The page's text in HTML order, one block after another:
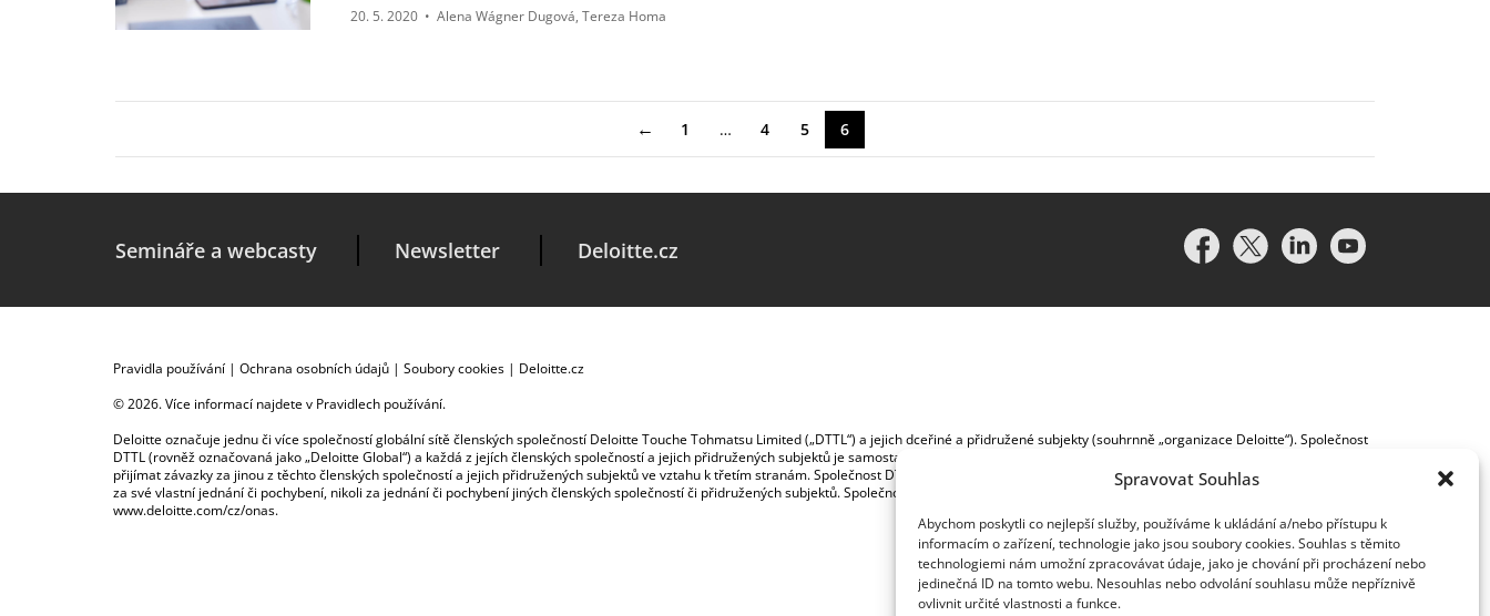
Spravovat Souhlas
Abychom poskytli co nejlepší služby, používáme k ukládání a/nebo přístupu k
informacím o zařízení, technologie jako jsou soubory cookies. Souhlas s těmito
technologiemi nám umožní zpracovávat údaje, jako je chování při procházení nebo
jedinečná ID na tomto webu. Nesouhlas nebo odvolání souhlasu může nepříznivě
ovlivnit určité vlastnosti a funkce.
20. 5. 2020 • Alena Wágner Dugová Tereza Homa
← 1 … 4 5 6
Semináře a webcasty Newsletter Deloitte.cz
Pravidla používání | Ochrana osobních údajů | Soubory cookies | Deloitte.cz
© 2026. Více informací najdete v Pravidlech používání.
Deloitte označuje jednu či více společností globální sítě členských společností Deloitte Touche Tohmatsu Limited („DTTL“) a jejich dceřiné a přidružené subjekty (souhrnně „organizace Deloitte“). Společnost
DTTL (rovněž označovaná jako „Deloitte Global“) a každá z jejích členských společností a jejich přidružených subjektů je samostatným a nezávislým právním subjektem, který není oprávněn zavazovat nebo
přijímat závazky za jinou z těchto členských společností a jejich přidružených subjektů ve vztahu k třetím stranám. Společnost DTTL a každá členská společnost a přidružený subjekt nese odpovědnost pouze
za své vlastní jednání či pochybení, nikoli za jednání či pochybení jiných členských společností či přidružených subjektů. Společnost DTTL služby klientům neposkytuje. Více informací najdete na adrese
www.deloitte.com/cz/onas.